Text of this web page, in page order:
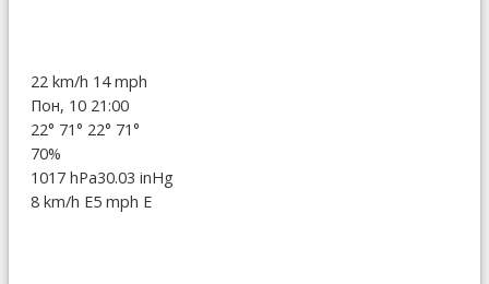
22 km/h 14 mph
Пон, 10 21:00
22° 71° 22° 71°
70%
1017 hPa30.03 inHg
8 km/h E5 mph E